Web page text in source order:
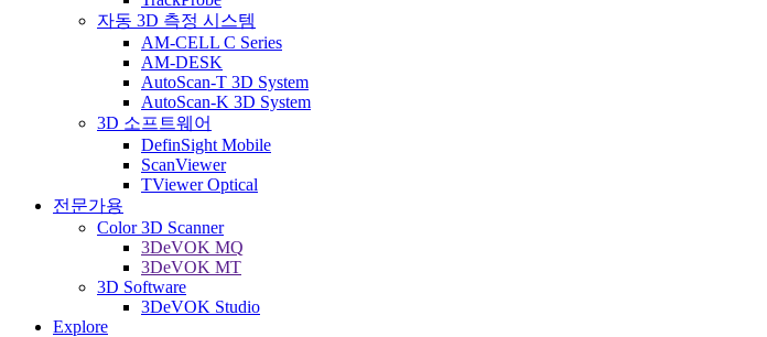
자동 3D 측정 시스템
AM-CELL C Series
AM-DESK
AutoScan-T 3D System
AutoScan-K 3D System
3D 소프트웨어
DefinSight Mobile
ScanViewer
TViewer Optical
전문가용
Color 3D Scanner
3DeVOK MQ
3DeVOK MT
3D Software
3DeVOK Studio
Explore